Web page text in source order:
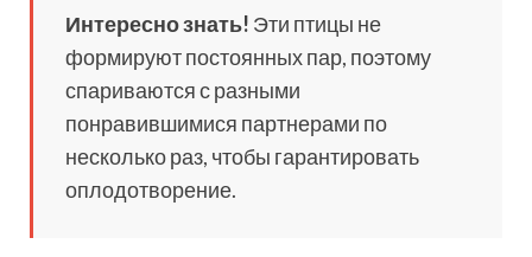
Интересно знать! Эти птицы не
формируют постоянных пар, поэтому
спариваются с разными
понравившимися партнерами по
несколько раз, чтобы гарантировать
оплодотворение.